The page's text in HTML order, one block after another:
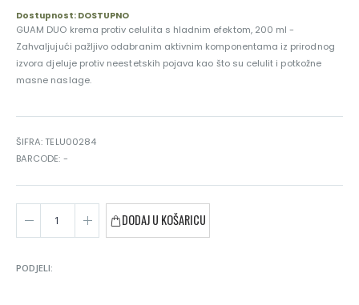
Dostupnost: DOSTUPNO
GUAM DUO krema protiv celulita s hladnim efektom, 200 ml -
Zahvaljujući pažljivo odabranim aktivnim komponentama iz prirodnog
izvora djeluje protiv neestetskih pojava kao što su celulit i potkožne
masne naslage.
ŠIFRA: TELU00284
BARCODE: -
DODAJ U KOŠARICU
PODJELI: